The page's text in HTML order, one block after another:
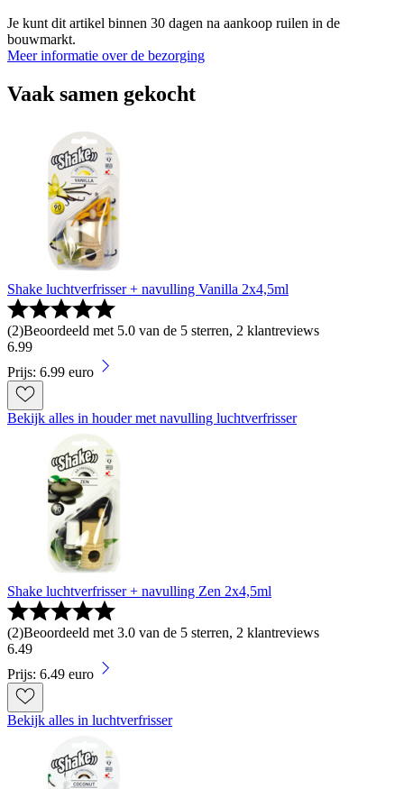
Je kunt dit artikel binnen 30 dagen na aankoop ruilen in de
bouwmarkt.
Meer informatie over de bezorging
Vaak samen gekocht
Shake luchtverfrisser + navulling Vanilla 2x4,5ml
(2)Beoordeeld met 5.0 van de 5 sterren, 2 klantreviews
6.99
Prijs: 6.99 euro
Bekijk alles in houder met navulling luchtverfrisser
Shake luchtverfrisser + navulling Zen 2x4,5ml
(2)Beoordeeld met 3.0 van de 5 sterren, 2 klantreviews
6.49
Prijs: 6.49 euro
Bekijk alles in luchtverfrisser